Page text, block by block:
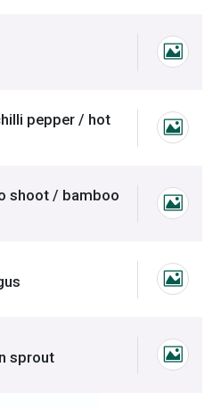
詞彙 洋蔥
洋
詞彙 辣椒
pepper / hot
辣
詞彙 竹筍
shoot / bamboo
竹
詞彙 蘆筍
蘆
芽
詞彙 黃豆芽
sprout 黃